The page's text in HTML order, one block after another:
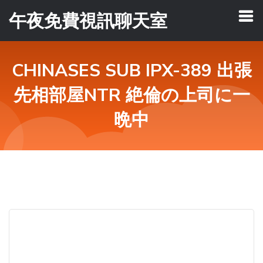
午夜免費視訊聊天室
CHINASES SUB IPX-389 出張
先相部屋NTR 絶倫の上司に一
晩中